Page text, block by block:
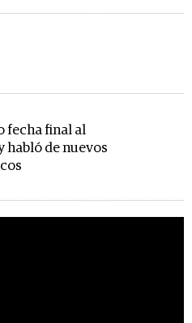
fecha final al
habló de nuevos